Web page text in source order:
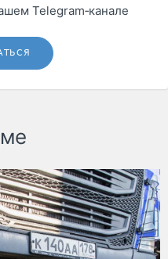
Telegram‑канале